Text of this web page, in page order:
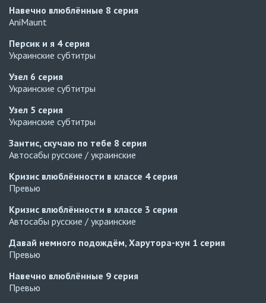
Навечно влюблённые 8 серия
AniMaunt
Персик и я 4 серия
Украинские субтитры
Узел 6 серия
Украинские субтитры
Узел 5 серия
Украинские субтитры
Зантис, скучаю по тебе 8 серия
Автосабы русские / украинские
Кризис влюблённости в классе 4 серия
Превью
Кризис влюблённости в классе 3 серия
Автосабы русские / украинские
Давай немного подождём, Харутора-кун 1 серия
Превью
Навечно влюблённые 9 серия
Превью